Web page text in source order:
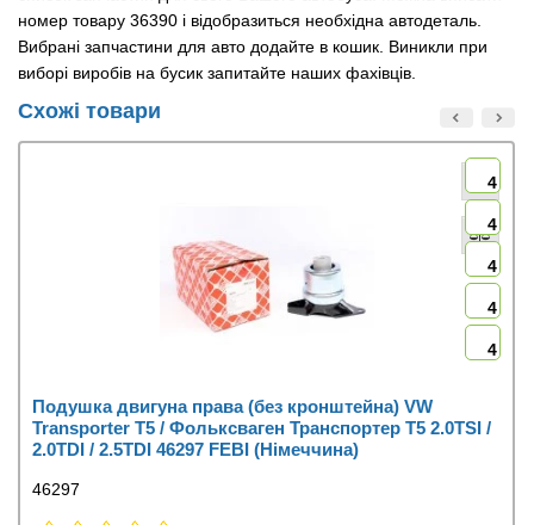
номер товару 36390 і відобразиться необхідна автодеталь.
Вибрані запчастини для авто додайте в кошик. Виникли при
виборі виробів на бусик запитайте наших фахівців.
Схожі товари
4
4
4
4
4
Подушка двигуна права (без кронштейна) VW
Transporter T5 / Фольксваген Транспортер Т5 2.0TSI /
2.0TDI / 2.5TDI 46297 FEBI (Німеччина)
46297